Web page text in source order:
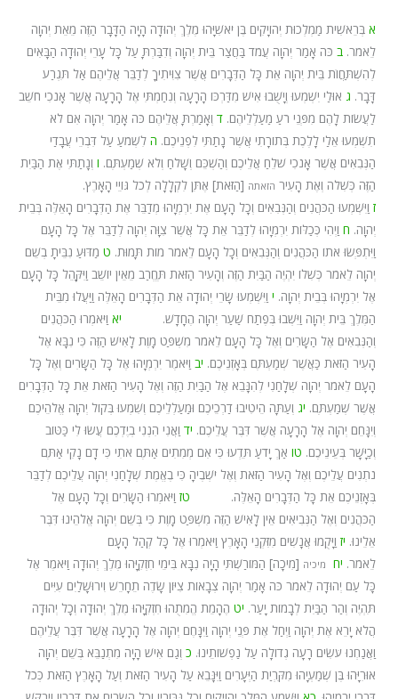
א בְּרֵאשִׁית מַמְלְכוּת יְהוֹיָקִים בֶּן יֹאשִׁיָּהוּ מֶלֶךְ יְהוּדָה הָיָה הַדָּבָר הַזֶּה מֵאֵת יְהוָה
לֵאמֹר. ב כֹּה אָמַר יְהוָה עֲמֹד בַּחֲצַר בֵּית יְהוָה וְדִבַּרְתָּ עַל כָּל עָרֵי יְהוּדָה הַבָּאִים
לְהִשְׁתַּחֲו‍ֹת בֵּית יְהוָה אֵת כָּל הַדְּבָרִים אֲשֶׁר צִוִּיתִיךָ לְדַבֵּר אֲלֵיהֶם אַל תִּגְרַע
דָּבָר. ג אוּלַי יִשְׁמְעוּ וְיָשֻׁבוּ אִישׁ מִדַּרְכּוֹ הָרָעָה וְנִחַמְתִּי אֶל הָרָעָה אֲשֶׁר אָנֹכִי חֹשֵׁב
לַעֲשׂוֹת לָהֶם מִפְּנֵי רֹעַ מַעַלְלֵיהֶם. ד וְאָמַרְתָּ אֲלֵיהֶם כֹּה אָמַר יְהוָה אִם לֹא
תִשְׁמְעוּ אֵלַי לָלֶכֶת בְּתוֹרָתִי אֲשֶׁר נָתַתִּי לִפְנֵיכֶם. ה לִשְׁמֹעַ עַל דִּבְרֵי עֲבָדַי
הַנְּבִאִים אֲשֶׁר אָנֹכִי שֹׁלֵחַ אֲלֵיכֶם וְהַשְׁכֵּם וְשָׁלֹחַ וְלֹא שְׁמַעְתֶּם. ו וְנָתַתִּי אֶת הַבַּיִת
הַזֶּה כְּשִׁלֹה וְאֶת הָעִיר הזאתה [הַזֹּאת] אֶתֵּן לִקְלָלָה לְכֹל גּוֹיֵי הָאָרֶץ.
ז וַיִּשְׁמְעוּ הַכֹּהֲנִים וְהַנְּבִאִים וְכָל הָעָם אֶת יִרְמְיָהוּ מְדַבֵּר אֶת הַדְּבָרִים הָאֵלֶּה בְּבֵית
יְהוָה. ח וַיְהִי כְּכַלּוֹת יִרְמְיָהוּ לְדַבֵּר אֵת כָּל אֲשֶׁר צִוָּה יְהוָה לְדַבֵּר אֶל כָּל הָעָם
וַיִּתְפְּשׂוּ אֹתוֹ הַכֹּהֲנִים וְהַנְּבִאִים וְכָל הָעָם לֵאמֹר מוֹת תָּמוּת. ט מַדּוּעַ נִבֵּיתָ בְשֵׁם
יְהוָה לֵאמֹר כְּשִׁלוֹ יִהְיֶה הַבַּיִת הַזֶּה וְהָעִיר הַזֹּאת תֶּחֱרַב מֵאֵין יוֹשֵׁב וַיִּקָּהֵל כָּל הָעָם
אֶל יִרְמְיָהוּ בְּבֵית יְהוָה. י וַיִּשְׁמְעוּ שָׂרֵי יְהוּדָה אֵת הַדְּבָרִים הָאֵלֶּה וַיַּעֲלוּ מִבֵּית
הַמֶּלֶךְ בֵּית יְהוָה וַיֵּשְׁבוּ בְּפֶתַח שַׁעַר יְהוָה הֶחָדָשׁ. יא וַיֹּאמְרוּ הַכֹּהֲנִים
וְהַנְּבִאִים אֶל הַשָּׂרִים וְאֶל כָּל הָעָם לֵאמֹר מִשְׁפַּט מָוֶת לָאִישׁ הַזֶּה כִּי נִבָּא אֶל
הָעִיר הַזֹּאת כַּאֲשֶׁר שְׁמַעְתֶּם בְּאָזְנֵיכֶם. יב וַיֹּאמֶר יִרְמְיָהוּ אֶל כָּל הַשָּׂרִים וְאֶל כָּל
הָעָם לֵאמֹר יְהוָה שְׁלָחַנִי לְהִנָּבֵא אֶל הַבַּיִת הַזֶּה וְאֶל הָעִיר הַזֹּאת אֵת כָּל הַדְּבָרִים
אֲשֶׁר שְׁמַעְתֶּם. יג וְעַתָּה הֵיטִיבוּ דַרְכֵיכֶם וּמַעַלְלֵיכֶם וְשִׁמְעוּ בְּקוֹל יְהוָה אֱלֹהֵיכֶם
וְיִנָּחֵם יְהוָה אֶל הָרָעָה אֲשֶׁר דִּבֶּר עֲלֵיכֶם. יד וַאֲנִי הִנְנִי בְיֶדְכֶם עֲשׂוּ לִי כַּטּוֹב
וְכַיָּשָׁר בְּעֵינֵיכֶם. טו אַךְ יָדֹעַ תֵּדְעוּ כִּי אִם מְמִתִים אַתֶּם אֹתִי כִּי דָם נָקִי אַתֶּם
נֹתְנִים עֲלֵיכֶם וְאֶל הָעִיר הַזֹּאת וְאֶל יֹשְׁבֶיהָ כִּי בֶאֱמֶת שְׁלָחַנִי יְהוָה עֲלֵיכֶם לְדַבֵּר
בְּאָזְנֵיכֶם אֵת כָּל הַדְּבָרִים הָאֵלֶּה. טז וַיֹּאמְרוּ הַשָּׂרִים וְכָל הָעָם אֶל
הַכֹּהֲנִים וְאֶל הַנְּבִיאִים אֵין לָאִישׁ הַזֶּה מִשְׁפַּט מָוֶת כִּי בְּשֵׁם יְהוָה אֱלֹהֵינוּ דִּבֶּר
אֵלֵינוּ. יז וַיָּקֻמוּ אֲנָשִׁים מִזִּקְנֵי הָאָרֶץ וַיֹּאמְרוּ אֶל כָּל קְהַל הָעָם
לֵאמֹר. יח מיכיה [מִיכָה] הַמּוֹרַשְׁתִּי הָיָה נִבָּא בִּימֵי חִזְקִיָּהוּ מֶלֶךְ יְהוּדָה וַיֹּאמֶר אֶל
כָּל עַם יְהוּדָה לֵאמֹר כֹּה אָמַר יְהוָה צְבָאוֹת צִיּוֹן שָׂדֶה תֵחָרֵשׁ וִירוּשָׁלַיִם עִיִּים
תִּהְיֶה וְהַר הַבַּיִת לְבָמוֹת יָעַר. יט הֶהָמֵת הֱמִתֻהוּ חִזְקִיָּהוּ מֶלֶךְ יְהוּדָה וְכָל יְהוּדָה
הֲלֹא יָרֵא אֶת יְהוָה וַיְחַל אֶת פְּנֵי יְהוָה וַיִּנָּחֶם יְהוָה אֶל הָרָעָה אֲשֶׁר דִּבֶּר עֲלֵיהֶם
וַאֲנַחְנוּ עֹשִׂים רָעָה גְדוֹלָה עַל נַפְשׁוֹתֵינוּ. כ וְגַם אִישׁ הָיָה מִתְנַבֵּא בְּשֵׁם יְהוָה
אוּרִיָּהוּ בֶּן שְׁמַעְיָהוּ מִקִּרְיַת הַיְּעָרִים וַיִּנָּבֵא עַל הָעִיר הַזֹּאת וְעַל הָאָרֶץ הַזֹּאת כְּכֹל